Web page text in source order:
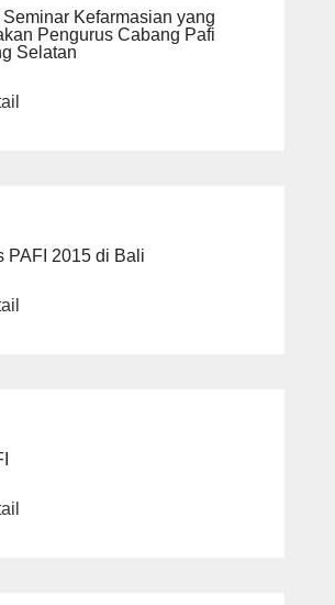
Kefarmasian yang
Pengurus Cabang Pafi
Selatan
PAFI 2015 di Bali